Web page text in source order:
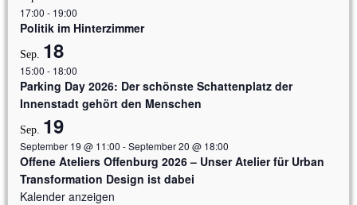
17:00 - 19:00
Politik im Hinterzimmer
Sep. 18
15:00 - 18:00
Parking Day 2026: Der schönste Schattenplatz der
Innenstadt gehört den Menschen
Sep. 19
September 19 @ 11:00 -September 20 @ 18:00
Offene Ateliers Offenburg 2026 – Unser Atelier für Urban
Transformation Design ist dabei
Kalender anzeigen